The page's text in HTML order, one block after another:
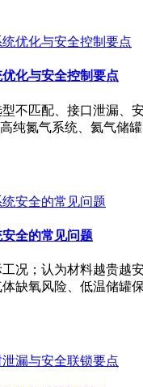
化与安全控制要点
不匹配、接口泄漏
纯氮气系统、氦气储
全的常见问题
况；认为材料越贵
缺氧风险、低温储